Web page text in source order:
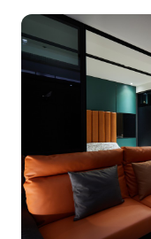
出來的空間對設計
常重要的參考指標。
b、廚房過於孤立，
餐廳的空間關係
c、客用廁所無法
手、過於家庭感等)
d、客廳比例失衡，
能重複衝突。面對
置鋼琴與圓桌區等